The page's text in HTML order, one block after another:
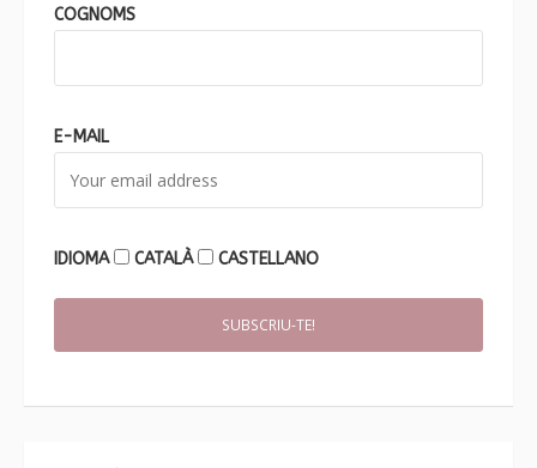
COGNOMS
E-MAIL
IDIOMA CATALÀ CASTELLANO